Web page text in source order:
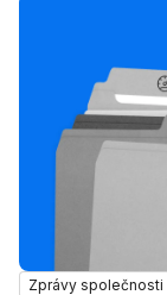
Zprávy společnosti